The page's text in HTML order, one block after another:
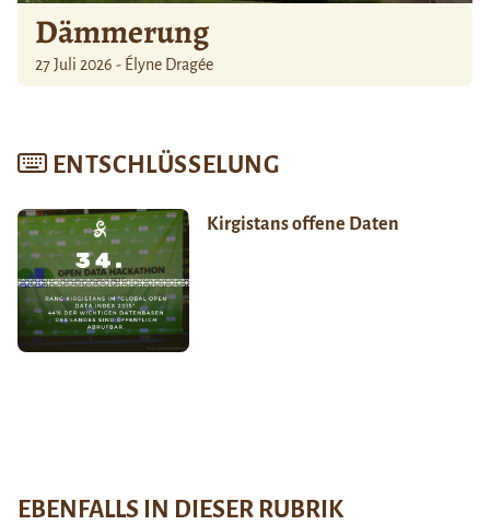
Dämmerung
27 Juli 2026 - Élyne Dragée
ENTSCHLÜSSELUNG
Kirgistans offene Daten
EBENFALLS IN DIESER RUBRIK